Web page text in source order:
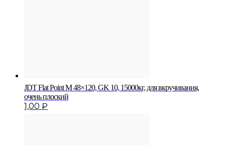
JDT Flat Point M 48×120, GK 10, 15000кг, для вкручивания,
очень плоский
1,00 ₽